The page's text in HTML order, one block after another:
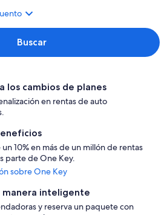
Buscar
los cambios de planes
en rentas de auto
10% en más de un millón de rentas
parte de One Key.
sobre One Key
manera inteligente
y reserva un paquete con